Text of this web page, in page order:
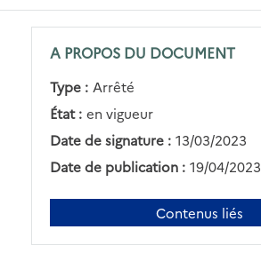
A PROPOS DU DOCUMENT
Type : Arrêté
État : en vigueur
Date de signature : 13/03/2023
Date de publication : 19/04/2023
Contenus liés